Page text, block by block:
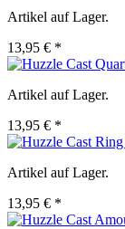
Artikel auf Lager.
13,95 € *
Artikel auf Lager.
13,95 € *
Artikel auf Lager.
13,95 € *